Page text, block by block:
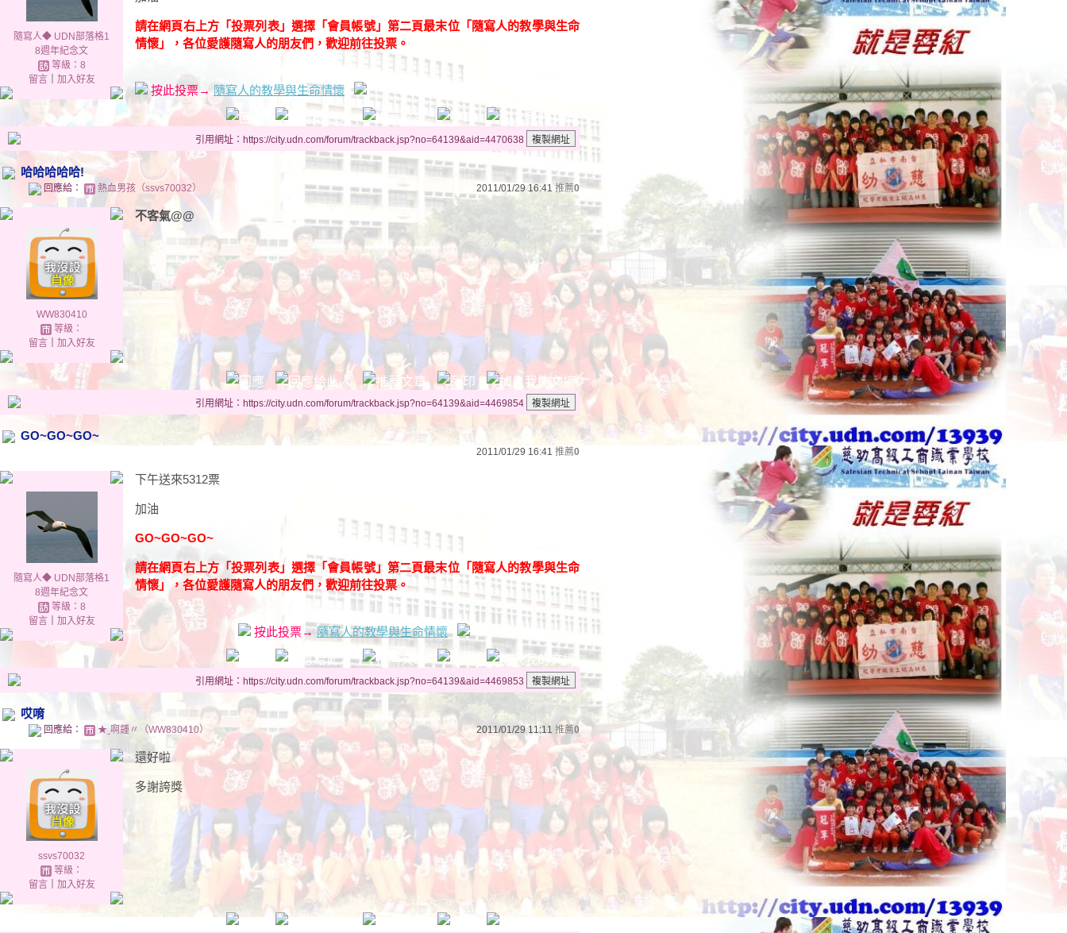
隨寫人◆ UDN部落格1
8週年紀念文
等級：8
留言｜ 加入好友
請在網頁右上方「投票列表」選擇「會員帳號」第二頁最末位「隨寫人的教學與生命
情懷」，各位愛護隨寫人的朋友們，歡迎前往投票。
按此投票→ 隨寫人的教學與生命情懷
引用網址：https://city.udn.com/forum/trackback.jsp?no=64139&aid=4470638
哈哈哈哈哈!
回應給： 熱血男孩（ssvs70032） 2011/01/29 16:41 推薦0
WW830410
等級：
留言｜ 加入好友
不客氣@@
引用網址：https://city.udn.com/forum/trackback.jsp?no=64139&aid=4469854
GO~GO~GO~
2011/01/29 16:41 推薦0
隨寫人◆ UDN部落格1
8週年紀念文
等級：8
留言｜ 加入好友
下午送來5312票
加油
GO~GO~GO~
請在網頁右上方「投票列表」選擇「會員帳號」第二頁最末位「隨寫人的教學與生命
情懷」，各位愛護隨寫人的朋友們，歡迎前往投票。
按此投票→ 隨寫人的教學與生命情懷
引用網址：https://city.udn.com/forum/trackback.jsp?no=64139&aid=4469853
哎唷
回應給： ★ˍ啊鍾〃（WW830410） 2011/01/29 11:11 推薦0
ssvs70032
等級：
留言｜ 加入好友
還好啦
多謝誇獎